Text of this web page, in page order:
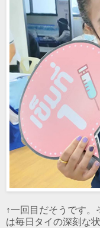
↑一回目だそうです
は毎日タイの深刻な